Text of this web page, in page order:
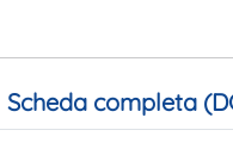
Scheda completa